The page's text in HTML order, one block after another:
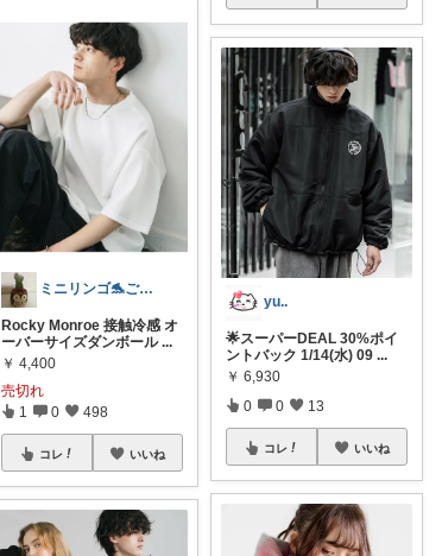
ミニリンゴ🐬ご縁に感謝🌻ありがとう
Rocky Monroe 接触冷感 オ
ーバーサイズダンボール ...
￥ 4,400
売切れ
1 0 498
コレ いいね
yu..
🌟スーパーDEAL 30%ポイ
ントバック 1/14(水) 09 ...
￥ 6,930
0 0 13
コレ いいね